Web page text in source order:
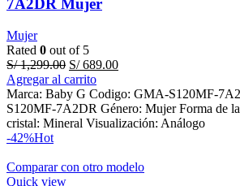
7A2DR Mujer
Mujer
Rated 0 out of 5
S/1,299.00 Original
price
was:
S/ 1,299.00.
S/689.00Current
is:
S/ 689.00.
Agregar al carrito
Marca: Baby G Codigo: GMA-S120MF-
S120MF-7A2DR Género: Mujer Forma de
cristal: Mineral Visualización: Análogo
-42%Hot
Comparar con otro modelo
Quick view